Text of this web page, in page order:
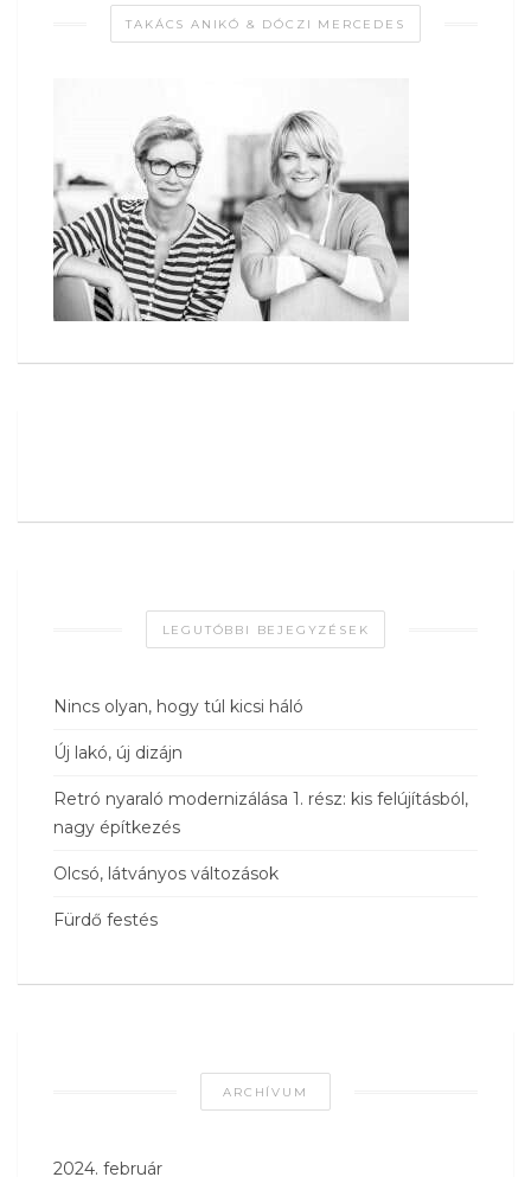
TAKÁCS ANIKÓ & DÓCZI MERCEDES
LEGUTÓBBI BEJEGYZÉSEK
Nincs olyan, hogy túl kicsi háló
Új lakó, új dizájn
Retró nyaraló modernizálása 1. rész: kis felújításból,
nagy építkezés
Olcsó, látványos változások
Fürdő festés
ARCHÍVUM
2024. február